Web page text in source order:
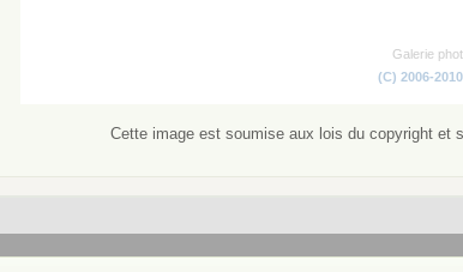
Galerie
(C) 2006-
Cette image est soumise aux lois du copyright et